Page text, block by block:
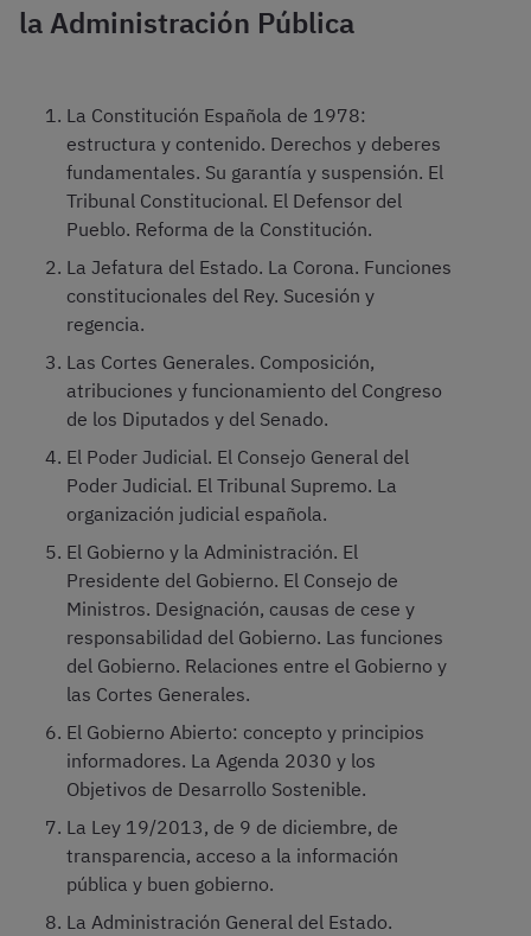
la Administración Pública
La Constitución Española de 1978:
estructura y contenido. Derechos y deberes
fundamentales. Su garantía y suspensión. El
Tribunal Constitucional. El Defensor del
Pueblo. Reforma de la Constitución.
La Jefatura del Estado. La Corona. Funciones
constitucionales del Rey. Sucesión y
regencia.
Las Cortes Generales. Composición,
atribuciones y funcionamiento del Congreso
de los Diputados y del Senado.
El Poder Judicial. El Consejo General del
Poder Judicial. El Tribunal Supremo. La
organización judicial española.
El Gobierno y la Administración. El
Presidente del Gobierno. El Consejo de
Ministros. Designación, causas de cese y
responsabilidad del Gobierno. Las funciones
del Gobierno. Relaciones entre el Gobierno y
las Cortes Generales.
El Gobierno Abierto: concepto y principios
informadores. La Agenda 2030 y los
Objetivos de Desarrollo Sostenible.
La Ley 19/2013, de 9 de diciembre, de
transparencia, acceso a la información
pública y buen gobierno.
La Administración General del Estado.